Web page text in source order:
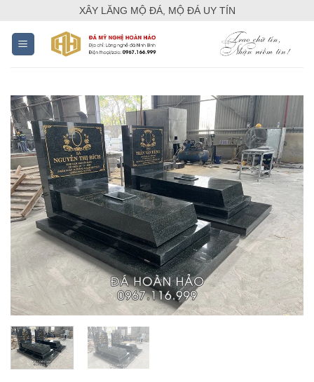
content
XÂY LĂNG MỘ ĐÁ, MỘ ĐÁ UY TÍN